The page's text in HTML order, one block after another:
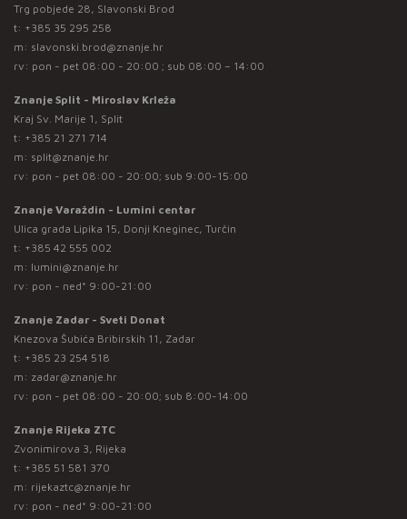
Trg pobjede 28, Slavonski Brod
t: +385 35 295 258
m: slavonski.brod@znanje.hr
rv: pon - pet 08:00 - 20:00 ; sub 08:00 – 14:00
Znanje Split - Miroslav Krleža
Kraj Sv. Marije 1, Split
t: +385 21 271 714
m: split@znanje.hr
rv: pon - pet 08:00 - 20:00; sub 9:00-15:00
Znanje Varaždin - Lumini centar
Ulica grada Lipika 15, Donji Kneginec, Turčin
t: +385 42 555 002
m: lumini@znanje.hr
rv: pon - ned* 9:00-21:00
Znanje Zadar - Sveti Donat
Knezova Šubića Bribirskih 11, Zadar
t: +385 23 254 518
m: zadar@znanje.hr
rv: pon - pet 08:00 - 20:00; sub 8:00-14:00
Znanje Rijeka ZTC
Zvonimirova 3, Rijeka
t: +385 51 581 370
m: rijekaztc@znanje.hr
rv: pon - ned* 9:00-21:00